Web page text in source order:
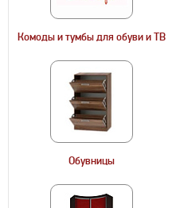
Комоды и тумбы для обуви и ТВ
Обувницы